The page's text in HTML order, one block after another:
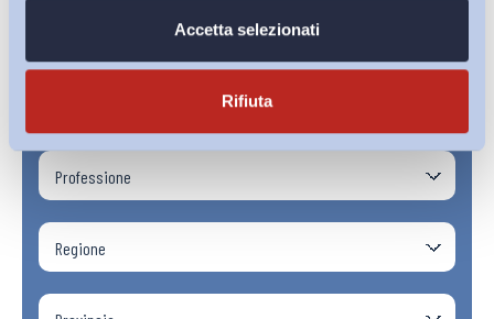
Accetta selezionati
Rifiuta